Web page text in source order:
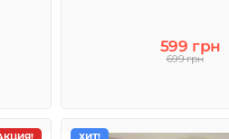
599 грн
699 грн